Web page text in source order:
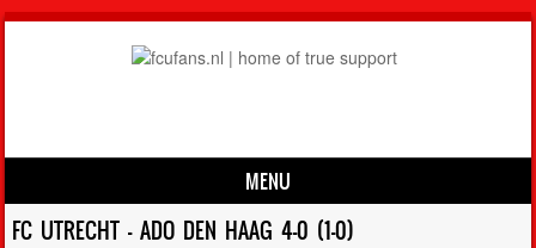
MENU
Skip to content
FC UTRECHT – ADO DEN HAAG 4-0 (1-0)